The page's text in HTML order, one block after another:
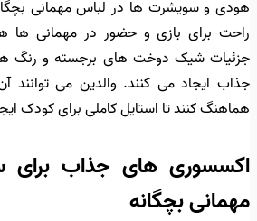
هودی و سویشرت ها در لباس مهمانی
راحت برای بازی و حضور در مهمانی ها
جزئیات شیک دوخت های برجسته و رنگ
جذاب ایجاد می کنند. والدین می توانند
هماهنگ کنند تا استایل کاملی برای کودک
اکسسوری های جذاب
مهمانی بچگانه